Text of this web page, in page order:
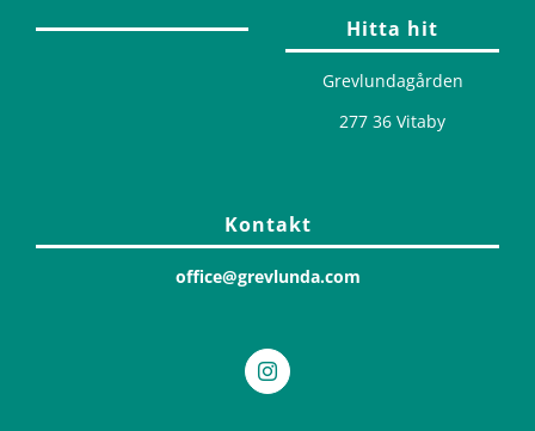
Hitta hit
Grevlundagården
277 36 Vitaby
Kontakt
office@grevlunda.com